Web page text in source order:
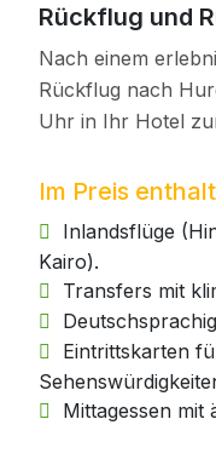
Rückflug und
Nach einem
Rückflug nach
Uhr in Ihr Hotel
Im Preis
Inlandsflüge
Kairo).
Transfers mit
Eintrittskarten
Mittagessen mit